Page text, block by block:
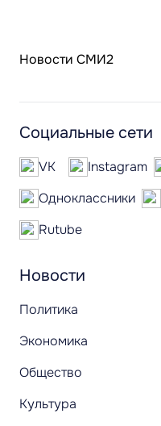
Новости СМИ2
Новости
Политика
Экономика
Общество
Культура
Социальные сети
VK Instagram
Одноклассники
Rutube